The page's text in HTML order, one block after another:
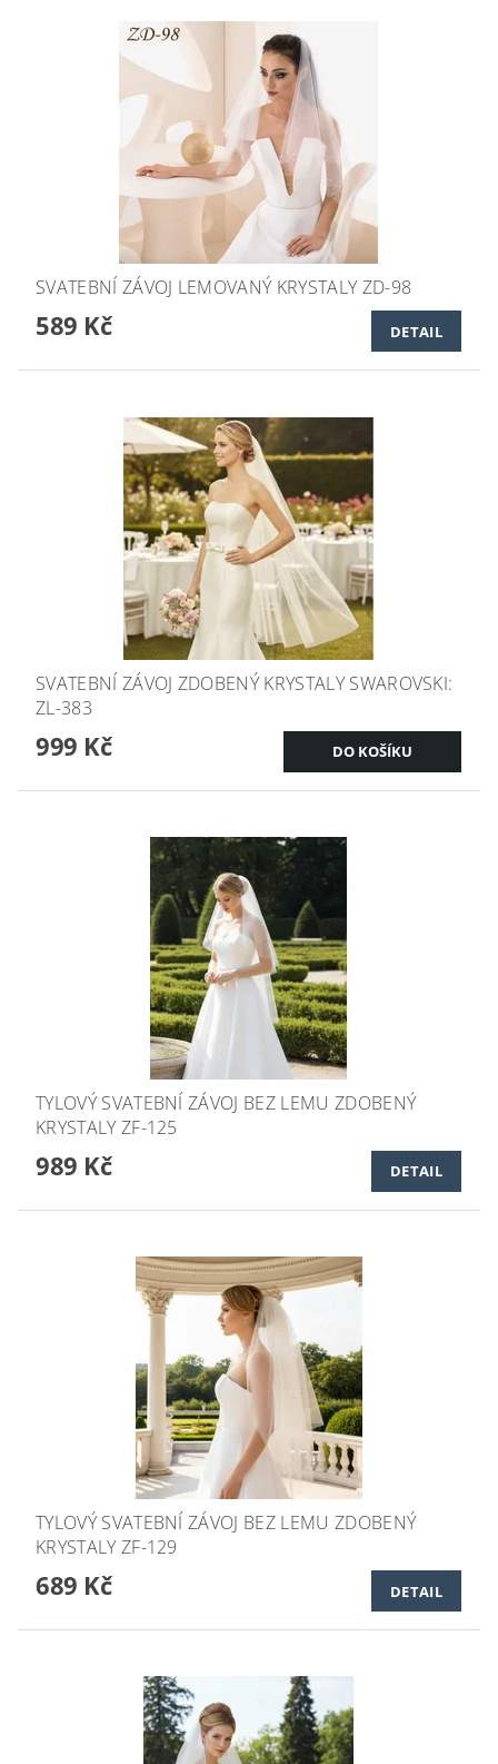
SVATEBNÍ ZÁVOJ LEMOVANÝ KRYSTALY ZD-98
589 Kč DETAIL
SVATEBNÍ ZÁVOJ ZDOBENÝ KRYSTALY SWAROVSKI:
ZL-383
999 Kč
TYLOVÝ SVATEBNÍ ZÁVOJ BEZ LEMU ZDOBENÝ
KRYSTALY ZF-125
989 Kč DETAIL
TYLOVÝ SVATEBNÍ ZÁVOJ BEZ LEMU ZDOBENÝ
KRYSTALY ZF-129
689 Kč DETAIL